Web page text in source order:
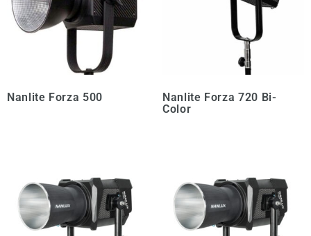
Nanlite Forza 500
Nanlite Forza 720 Bi-
Color